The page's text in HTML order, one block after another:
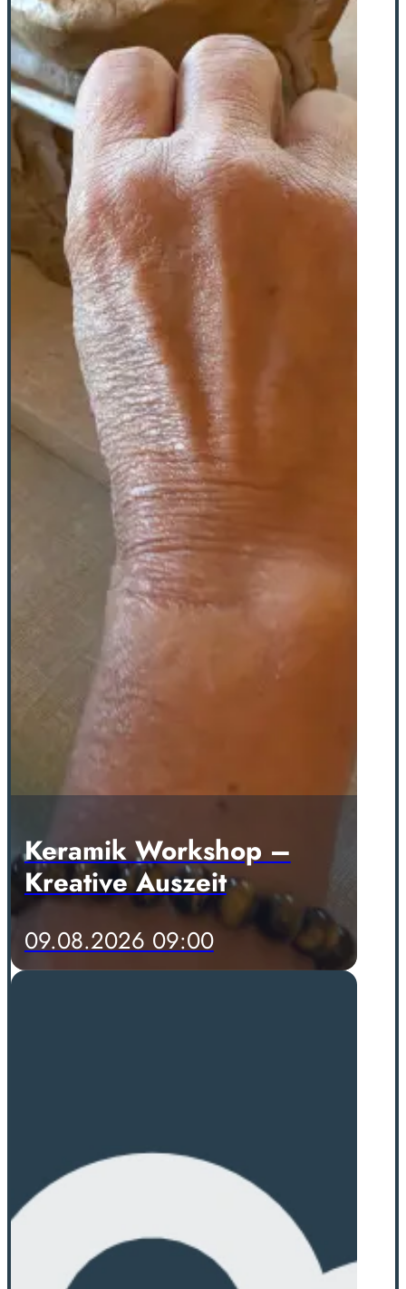
Keramik Workshop –
Kreative Auszeit
09.08.2026 09:00